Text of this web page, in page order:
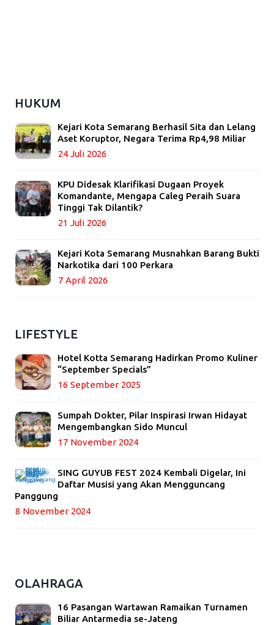
HUKUM
Kejari Kota Semarang Berhasil Sita dan Lelang
Aset Koruptor, Negara Terima Rp4,98 Miliar
24 Juli 2026
KPU Didesak Klarifikasi Dugaan Proyek
Komandante, Mengapa Caleg Peraih Suara
Tinggi Tak Dilantik?
21 Juli 2026
Kejari Kota Semarang Musnahkan Barang Bukti
Narkotika dari 100 Perkara
7 April 2026
LIFESTYLE
Hotel Kotta Semarang Hadirkan Promo Kuliner
“September Specials”
16 September 2025
Sumpah Dokter, Pilar Inspirasi Irwan Hidayat
Mengembangkan Sido Muncul
17 November 2024
SING GUYUB FEST 2024 Kembali Digelar, Ini
Daftar Musisi yang Akan Mengguncang
Panggung
8 November 2024
OLAHRAGA
16 Pasangan Wartawan Ramaikan Turnamen
Biliar Antarmedia se-Jateng